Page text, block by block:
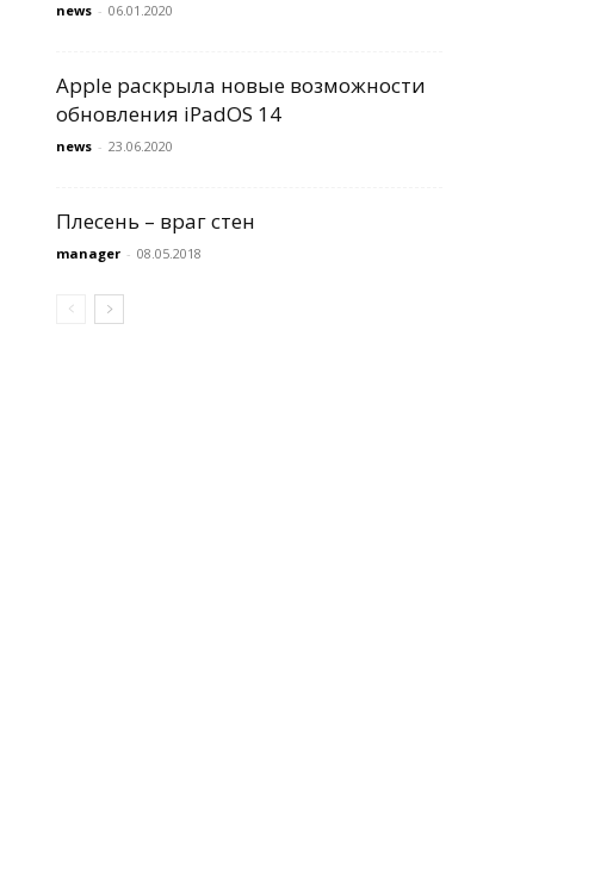
news - 06.01.2020
Apple раскрыла новые возможности
обновления iPadOS 14
news - 23.06.2020
Плесень – враг стен
manager - 08.05.2018